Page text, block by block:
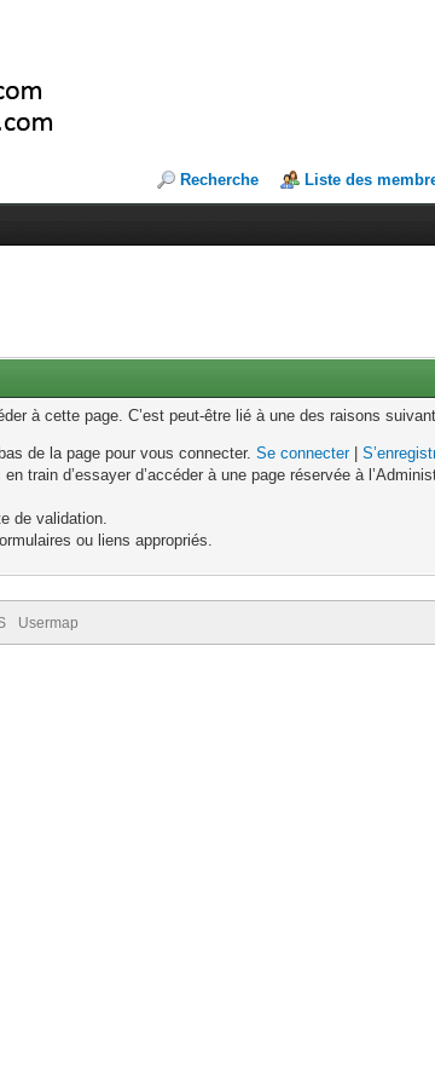
Recherche Liste des
à cette page. C’est peut-être lié à une des raisons
de la page pour vous connecter.Se connecter|
train d’essayer d’accéder à une page réservée à
de validation.
ou liens appropriés.
Usermap